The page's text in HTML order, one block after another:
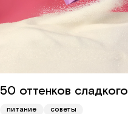
50 оттенков сладкого
питание советы